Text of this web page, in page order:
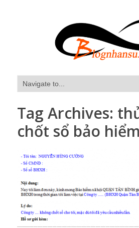
Tag Archives:
chốt sổ bảo hiểm